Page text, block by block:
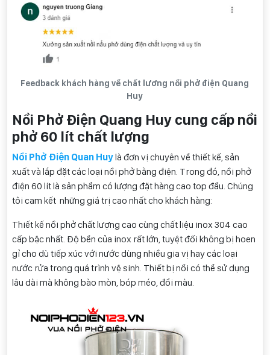
Feedback khách hàng về chất lương nồi phở điện Quang
Huy
Nồi Phở Điện Quang Huy cung cấp nồi
phở 60 lít chất lượng
Nồi Phở Điện Quan Huylà đơn vị chuyên về thiết kế, sản
xuất và lắp đặt các loại nồi phở bằng điện. Trong đó, nồi phở
điện 60 lít là sản phẩm có lượng đặt hàng cao top đầu. Chúng
tôi cam kết những giá trị cao nhất cho khách hàng:
Thiết kế nồi phở chất lượng cao cùng chất liệu inox 304 cao
cấp bậc nhất. Độ bền của inox rất lớn, tuyệt đối không bị hoen
gỉ cho dù tiếp xúc với nước dùng nhiều gia vị hay các loại
nước rửa trong quá trình vệ sinh. Thiết bị nồi có thể sử dụng
lâu dài mà không bào mòn, bóp méo, đổi màu.